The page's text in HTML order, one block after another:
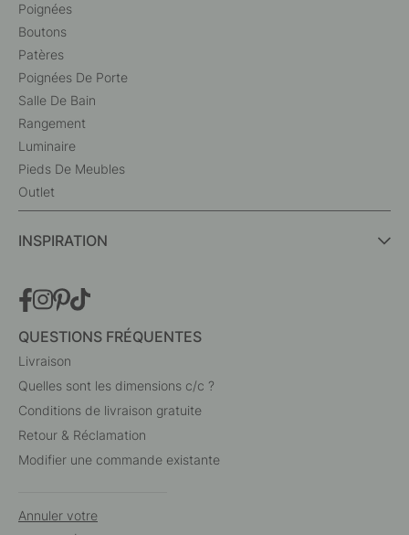
Poignées
Boutons
Patères
Poignées De Porte
Salle De Bain
Rangement
Luminaire
Pieds De Meubles
Outlet
INSPIRATION
QUESTIONS FRÉQUENTES
Livraison
Quelles sont les dimensions c/c ?
Conditions de livraison gratuite
Retour & Réclamation
Modifier une commande existante
Annuler votre